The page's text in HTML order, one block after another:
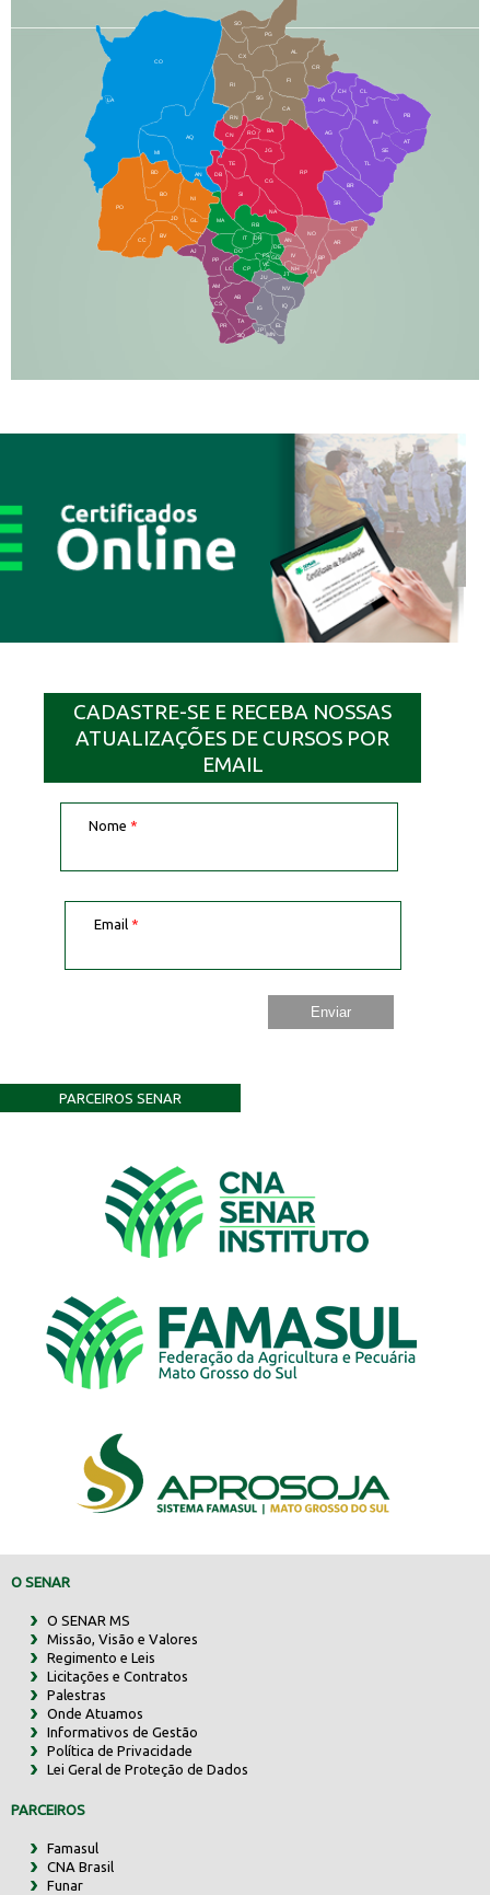
CO
AQ
MI
AN
CX
RI
AL
CR
FI
SG
BA
CA
PA
CH CL
PB
SE
TL
AG
BR
SR
BT
AR
RP
RO
JG
CG
SI
NA
TA
NH
JT
RB
MA
IT
DR
DO
CP
JU
NV
IQ
EL
BD
BO
NI
JD
PO
BV
CC
PP
AJ
LC
AM
AB
JP
DB
TE
CS
PR
TA
SQ
IG
MN
IN
NO
BP
RN
CN
GL
AN
IV
FS
VC
GD
DE
AT
PG
SO
LA
CADASTRE-SE E RECEBA NOSSAS
ATUALIZAÇÕES DE CURSOS POR
EMAIL
Nome *
Email *
PARCEIROS SENAR
O SENAR
O SENAR MS
Missão, Visão e Valores
Regimento e Leis
Licitações e Contratos
Palestras
Onde Atuamos
Informativos de Gestão
Política de Privacidade
Lei Geral de Proteção de Dados
PARCEIROS
Famasul
CNA Brasil
Funar